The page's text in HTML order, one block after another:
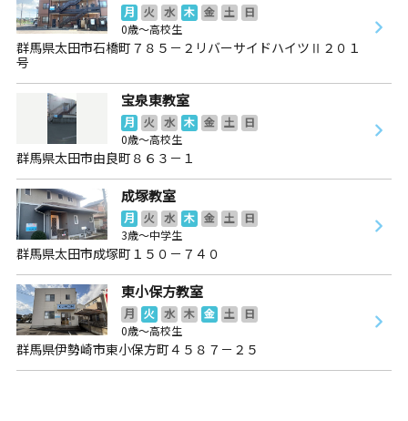
月 火 水 木 金 土
日
0歳～高校生
群馬県太田市石橋町７８５－２リバーサイドハイツⅡ２０１
号
宝泉東教室
月 火 水 木 金 土
日
0歳～高校生
群馬県太田市由良町８６３－１
成塚教室
月 火 水 木 金 土
日
3歳～中学生
群馬県太田市成塚町１５０－７４０
東小保方教室
月 火 水 木 金 土
日
0歳～高校生
群馬県伊勢崎市東小保方町４５８７－２５